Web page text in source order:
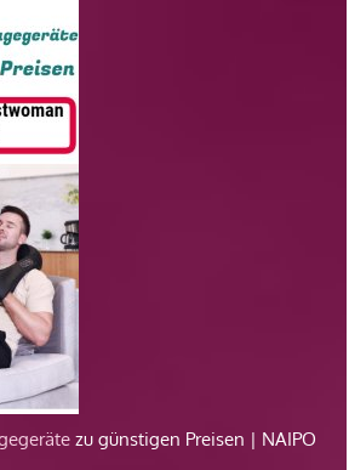
zu günstigen Preisen | NAIPO